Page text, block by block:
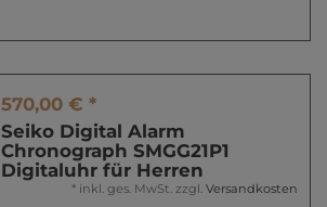
570,00 € *
Seiko Digital Alarm
Chronograph SMGG21P1
Digitaluhr für Herren
* inkl. ges. MwSt. zzgl. Versandkosten